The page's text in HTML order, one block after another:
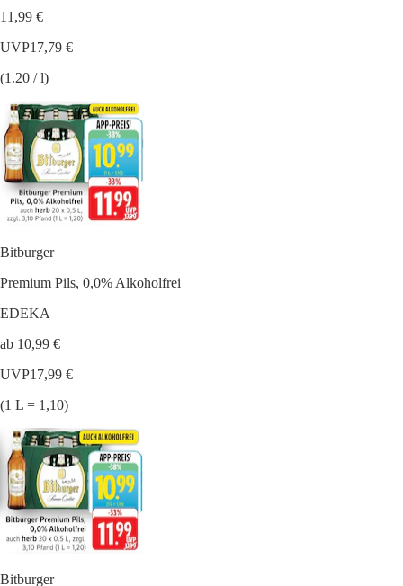
11,99 €
UVP17,79 €
(1.20 / l)
Bitburger
Premium Pils, 0,0% Alkoholfrei
EDEKA
ab 10,99 €
UVP17,99 €
(1 L = 1,10)
Bitburger